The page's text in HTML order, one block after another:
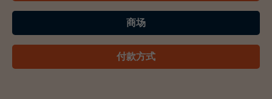
商场
付款方式